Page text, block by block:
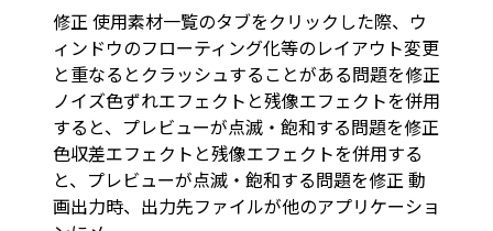
修正 使用素材一覧のタブをクリックした際、ウ
ィンドウのフローティング化等のレイアウト変更
と重なるとクラッシュすることがある問題を修正
ノイズ色ずれエフェクトと残像エフェクトを併用
すると、プレビューが点滅・飽和する問題を修正
色収差エフェクトと残像エフェクトを併用する
と、プレビューが点滅・飽和する問題を修正 動
画出力時、出力先ファイルが他のアプリケーショ